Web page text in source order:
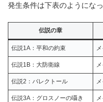
発生条件は下表のようになっ
伝説の章
伝説1A：平和の約束
伝説1B：大防衛線
伝説2：バレクトール
伝説3A：グロスノーの囁き